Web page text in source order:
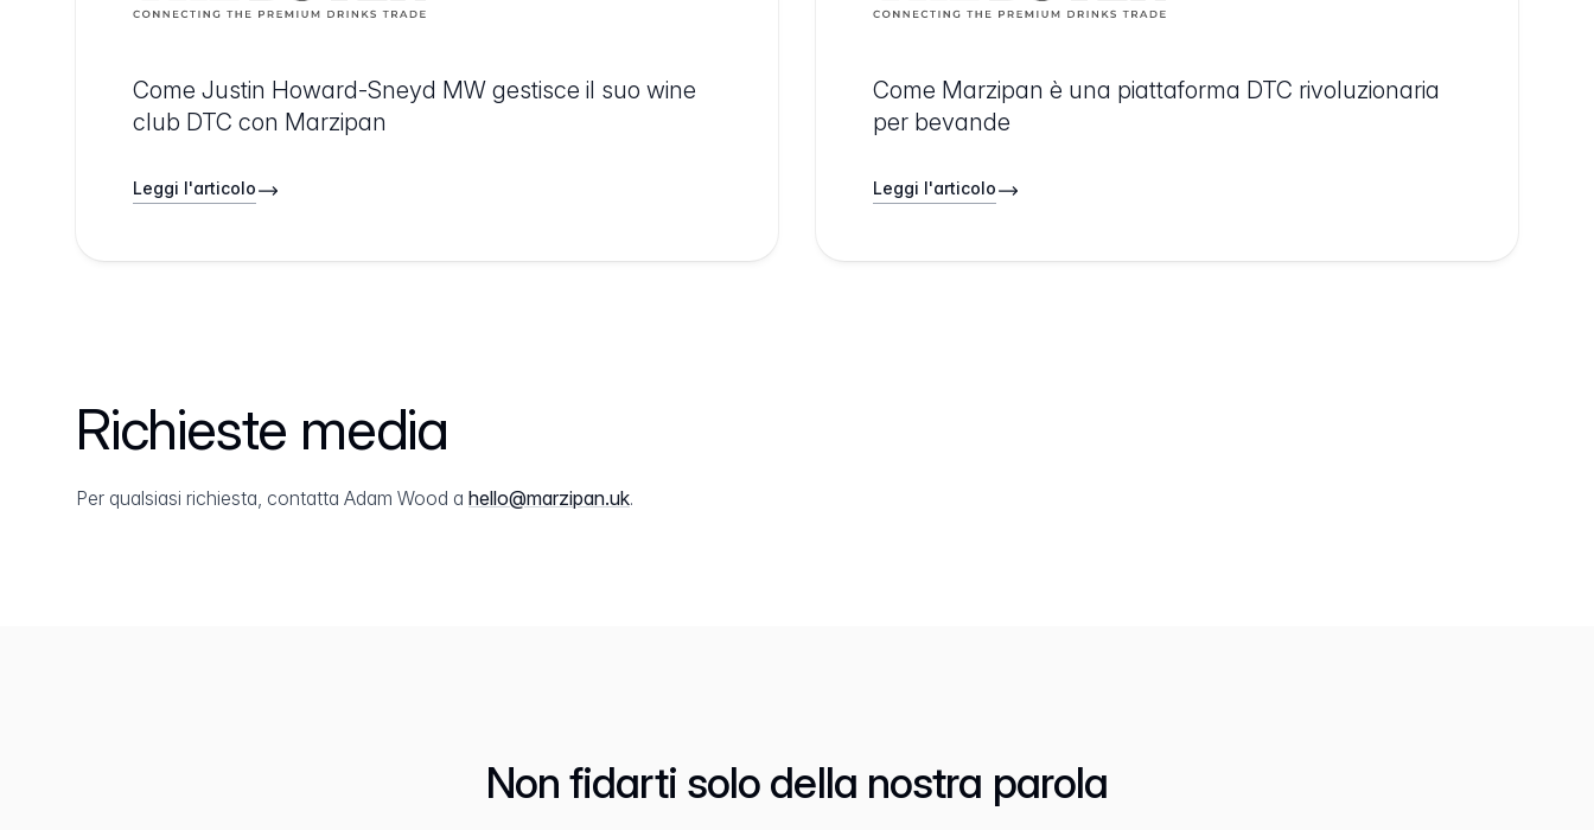
Come Justin Howard-Sneyd MW gestisce il suo wine
club DTC con Marzipan
Leggi l'articolo
Come Marzipan è una piattaforma DTC rivoluzionaria
per bevande
Leggi l'articolo
Richieste media
Per qualsiasi richiesta, contatta Adam Wood a hello@marzipan.uk.
Non fidarti solo della nostra parola